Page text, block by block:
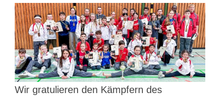
Wir gratulieren den Kämpfern des